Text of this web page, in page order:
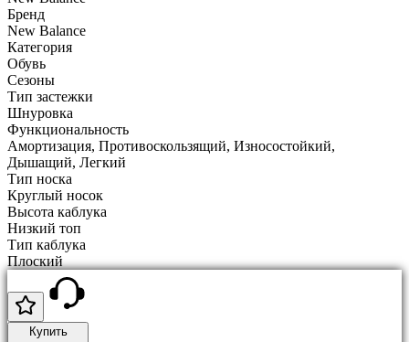
Бренд
New Balance
Категория
Обувь
Сезоны
Тип застежки
Шнуровка
Функциональность
Амортизация, Противоскользящий, Износостойкий,
Дышащий, Легкий
Тип носка
Круглый носок
Высота каблука
Низкий топ
Тип каблука
Плоский
Купить